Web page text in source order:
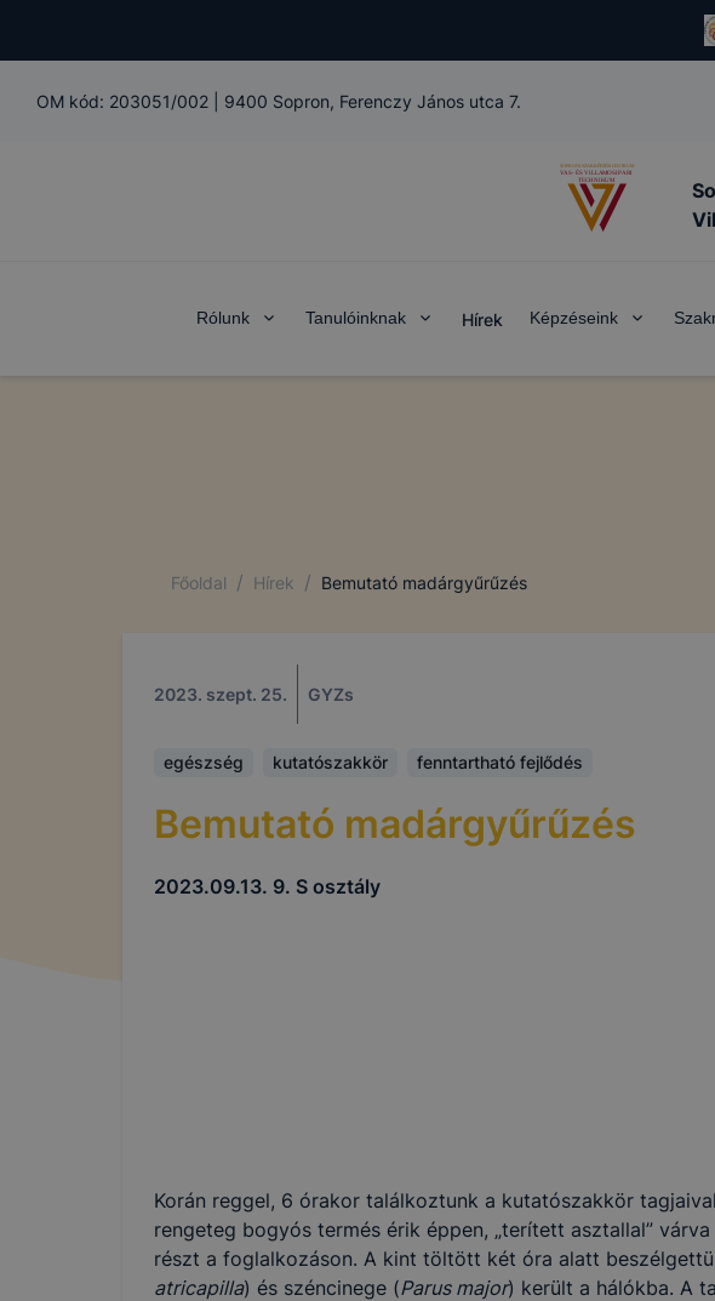
OM kód: 203051/002 9400 Sopron, Ferenczy János utca 7.
Rólunk Tanulóinknak Hírek Képzéseink
Főoldal / Hírek / Bemutató madárgyűrűzés
2023. szept. 25. GYZs
egészség kutatószakkör fenntartható fejlődés
Bemutató madárgyűrűzés
2023.09.13. 9. S osztály
Korán reggel, 6 órakor találkoztunk a kutatószakkör
rengeteg bogyós termés érik éppen, „terített asztallal”
részt a foglalkozáson. A kint töltött két óra alatt
atricapilla) és széncinege (Parus major) került a hálókba. A